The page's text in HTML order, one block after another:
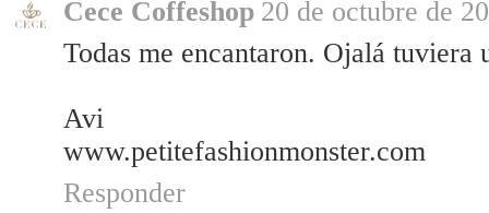
Cece Coffeshop 20 de octubre de
Todas me encantaron. Ojalá tuviera
Avi
www.petitefashionmonster.com
Responder